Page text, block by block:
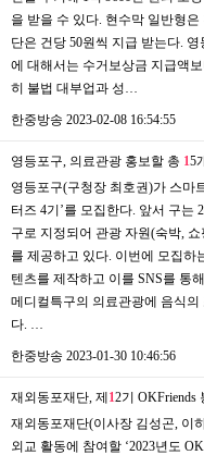
을 받을 수 있다. 현수막 일반형
단은 건당 50원씩 지급 받는다.
에 대해서는 수거보상금 지급액
히 불법 대부업과 성…
한중방송 2023-02-08 16:54:55
영등포구, 의료관광 홍보할 총 15
영등포구(구청장 최호권)가 스마
터즈 4기’를 모집한다. 앞서 구는
구로 지정되어 관광 자원(숙박,
를 제공하고 있다. 이번에 모집하
텐츠를 제작하고 이를 SNS를 통
메디컬특구의 의료관광에 음식
다. …
한중방송 2023-01-30 10:46:56
재외동포재단, 제12기 OKFriends
재외동포재단(이사장 김성곤, 이
외교 활동에 참여할 ‘2023년도